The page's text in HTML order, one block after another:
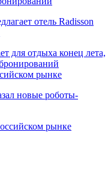
отель Radisson
рынке
новые роботы-